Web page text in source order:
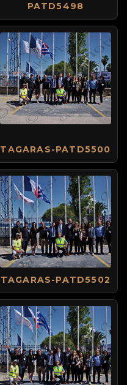
PATD5498
TAGARAS-PATD5500
TAGARAS-PATD5502